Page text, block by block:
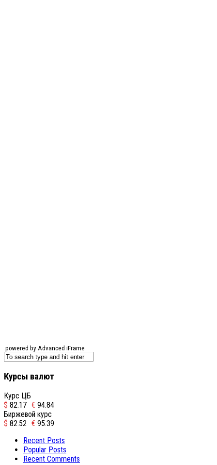
powered by Advanced iFrame
Курсы валют
Курс ЦБ
$ 82.17 € 94.84
Биржевой курс
$ 82.52 € 95.39
Recent Posts
Popular Posts
Recent Comments